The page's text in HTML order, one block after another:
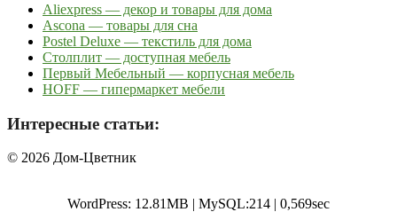
Aliexpress — декор и товары для дома
Ascona — товары для сна
Postel Deluxe — текстиль для дома
Столплит — доступная мебель
Первый Мебельный — корпусная мебель
HOFF — гипермаркет мебели
Интересные статьи:
© 2026 Дом-Цветник
WordPress: 12.81MB | MySQL:214 | 0,569sec